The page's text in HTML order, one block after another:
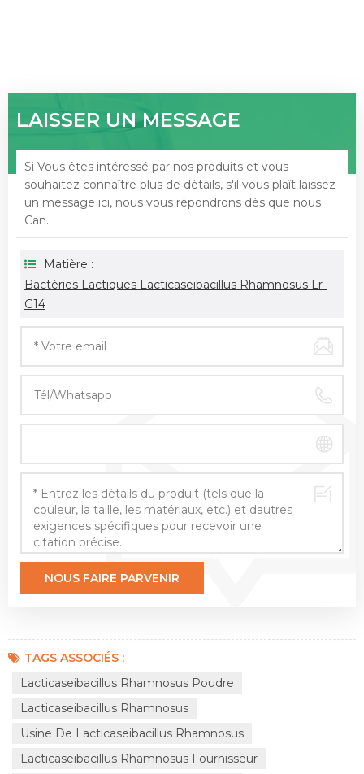
LAISSER UN MESSAGE
Si Vous êtes intéressé par nos produits et vous
souhaitez connaître plus de détails, s'il vous plaît laissez
un message ici, nous vous répondrons dès que nous
Can.
Matière :
Bactéries Lactiques Lacticaseibacillus Rhamnosus Lr-
G14
TAGS ASSOCIÉS :
Lacticaseibacillus Rhamnosus Poudre
Lacticaseibacillus Rhamnosus
Usine De Lacticaseibacillus Rhamnosus
Lacticaseibacillus Rhamnosus Fournisseur